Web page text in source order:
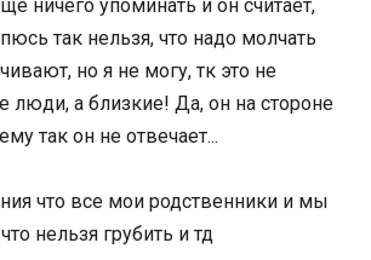
ничего упоминать и он считает,
так нельзя, что надо молчать
но я не могу, тк это не
люди, а близкие! Да, он на стороне
так он не отвечает...
что все мои родственники и мы
нельзя грубить и тд